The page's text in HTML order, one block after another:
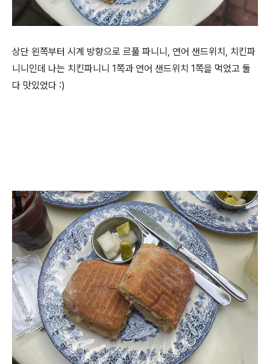
상단 왼쪽부터 시계 방향으로 르풀 파니니, 연어 샌드위치, 치킨파
니니인데 나는 치킨파니니 1쪽과 연어 샌드위치 1쪽을 먹었고 둘
다 맛있었다 :)